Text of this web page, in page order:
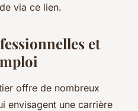
via ce lien.
et
offre de nombreux
envisagent une carrière